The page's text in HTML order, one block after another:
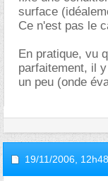
surface
Ce n'est pas le
En pratique, vu
parfaitement, il
un peu (onde
19/11/2006, 12h48